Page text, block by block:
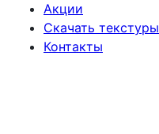
Акции
Скачать текстуры
Контакты